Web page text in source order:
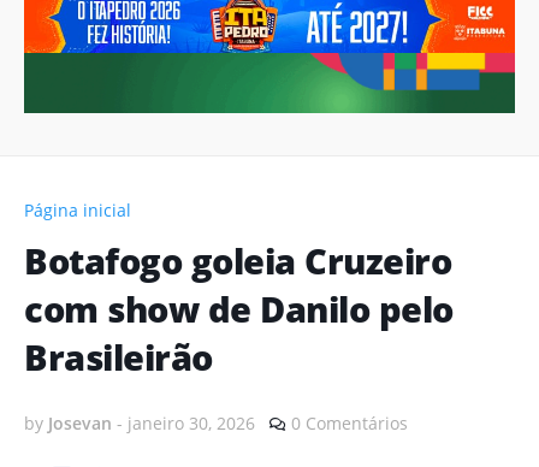
Página inicial
Botafogo goleia Cruzeiro
com show de Danilo pelo
Brasileirão
by Josevan - janeiro 30, 2026 0 Comentários